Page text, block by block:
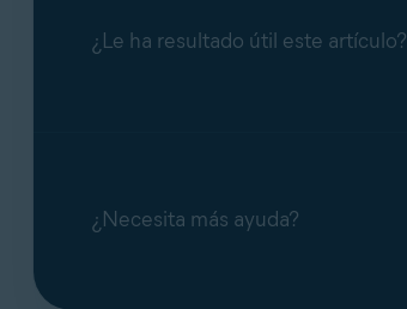
¿Le ha resultado útil este artículo?
¿Necesita más ayuda?